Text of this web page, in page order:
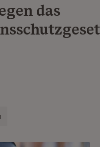
das